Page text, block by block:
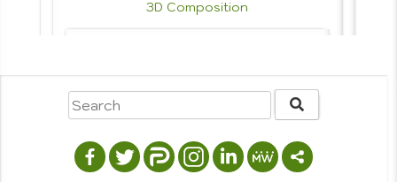
3D Composition
Drawing Graphic Design